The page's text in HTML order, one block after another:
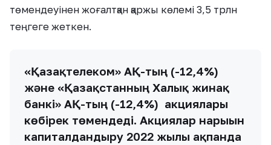
төмендеуінен жоғалтқан қаржы көлемі 3,5 трлн
теңгеге жеткен.
«Қазақтелеком» АҚ-тың (-12,4%)
және «Қазақстанның Халық жинақ
банкі» АҚ-тың (-12,4%) акциялары
көбірек төмендеді. Акциялар нарығын
капиталдандыру 2022 жылғы ақпанда